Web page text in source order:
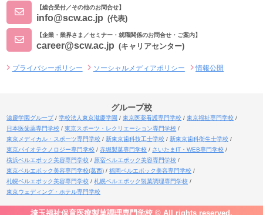
【総合受付／その他のお問合せ】
info@scw.ac.jp (代表)
【企業・業界さま／セミナー・就職関係のお問合せ・ご案内】
career@scw.ac.jp (キャリアセンター)
プライバシーポリシー ソーシャルメディアポリシー 情報公開
グループ校
滋慶学園グループ 学校法人東京滋慶学園 東京医薬看護専門学校
東京福祉専門学校
日本医歯薬専門学校
東京スポーツ・レクリエーション専門学校
東京メディカル・スポーツ専門学校
新東京歯科技工士学校
新東京歯科衛生士学校
東京バイオテクノロジー専門学校
赤堀製菓専門学校
さいたまIT・WEB専門学校
横浜ベルエポック美容専門学校
原宿ベルエポック美容専門学校
東京ベルエポック美容専門学校(葛西)
福岡ベルエポック美容専門学校
札幌ベルエポック美容専門学校
札幌ベルエポック製菓調理専門学校
東京ウェディング・ホテル専門学校
埼玉福祉保育医療製菓調理専門学校 © All rights reserved.